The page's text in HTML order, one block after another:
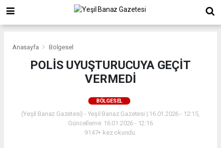
Anasayfa Bölgesel
POLİS UYUŞTURUCUYA GEÇİT
VERMEDİ
BÖLGESEL
(Yeşil Banaz Gazetesi) - Yeşil Banaz Gazetesi | 16.01.2026 - 12:15,
Güncelleme: 16.01.2026 - 12:16
9147+ kez okundu.